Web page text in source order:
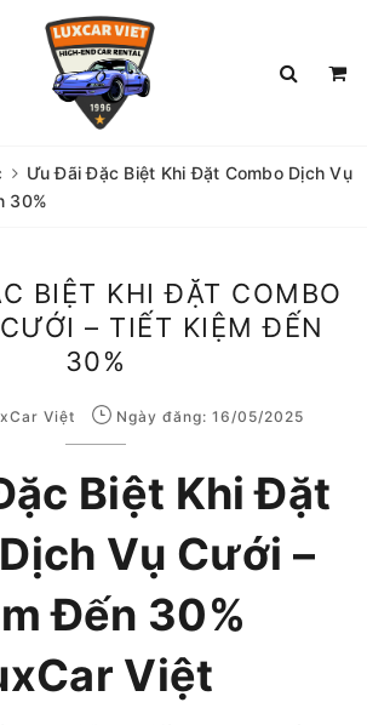
Ưu Đãi Đặc Biệt Khi Đặt Combo Dịch Vụ
30%
BIỆT KHI ĐẶT COMBO
– TIẾT KIỆM ĐẾN
30%
Việt Ngày đăng: 16/05/2025
Biệt Khi Đặt
Vụ Cưới –
Đến 30%
Việt